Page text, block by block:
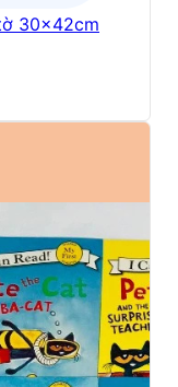
30x42cm